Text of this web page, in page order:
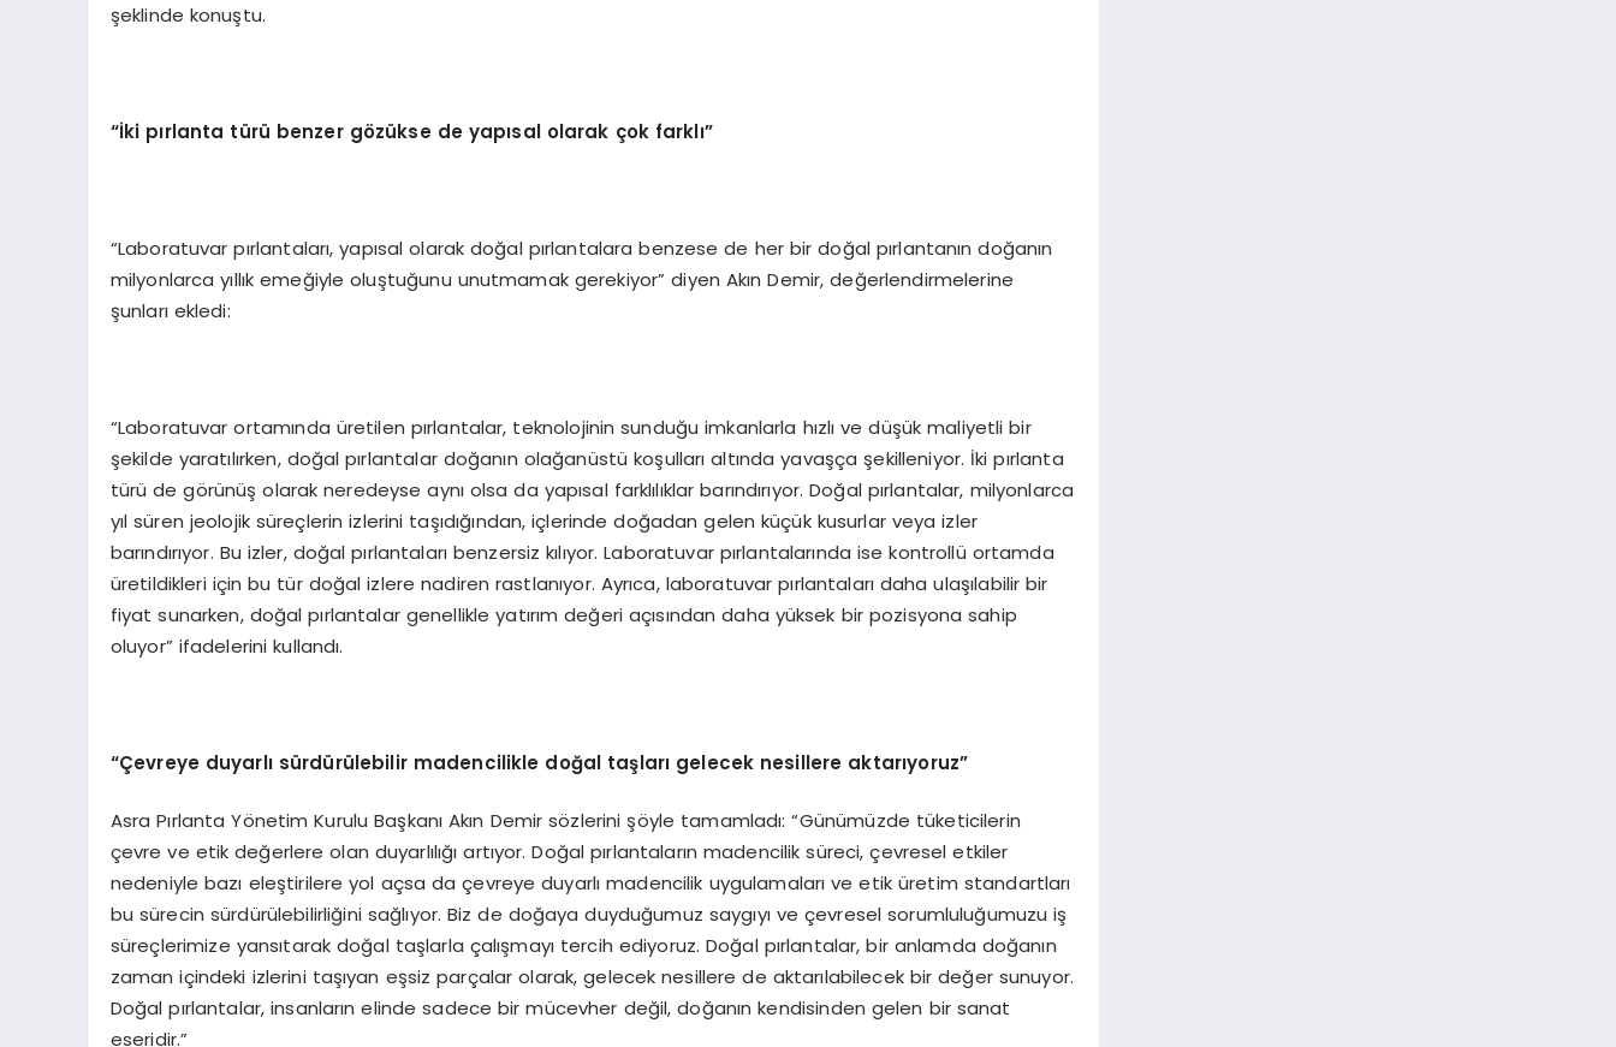
şeklinde konuştu.
“İki pırlanta türü benzer gözükse de yapısal olarak çok farklı”
“Laboratuvar pırlantaları, yapısal olarak doğal pırlantalara benzese de her bir doğal pırlantanın doğanın
milyonlarca yıllık emeğiyle oluştuğunu unutmamak gerekiyor” diyen Akın Demir, değerlendirmelerine
şunları ekledi:
“Laboratuvar ortamında üretilen pırlantalar, teknolojinin sunduğu imkanlarla hızlı ve düşük maliyetli bir
şekilde yaratılırken, doğal pırlantalar doğanın olağanüstü koşulları altında yavaşça şekilleniyor. İki pırlanta
türü de görünüş olarak neredeyse aynı olsa da yapısal farklılıklar barındırıyor. Doğal pırlantalar, milyonlarca
yıl süren jeolojik süreçlerin izlerini taşıdığından, içlerinde doğadan gelen küçük kusurlar veya izler
barındırıyor. Bu izler, doğal pırlantaları benzersiz kılıyor. Laboratuvar pırlantalarında ise kontrollü ortamda
üretildikleri için bu tür doğal izlere nadiren rastlanıyor. Ayrıca, laboratuvar pırlantaları daha ulaşılabilir bir
fiyat sunarken, doğal pırlantalar genellikle yatırım değeri açısından daha yüksek bir pozisyona sahip
oluyor” ifadelerini kullandı.
“Çevreye duyarlı sürdürülebilir madencilikle doğal taşları gelecek nesillere aktarıyoruz”
Asra Pırlanta Yönetim Kurulu Başkanı Akın Demir sözlerini şöyle tamamladı: “Günümüzde tüketicilerin
çevre ve etik değerlere olan duyarlılığı artıyor. Doğal pırlantaların madencilik süreci, çevresel etkiler
nedeniyle bazı eleştirilere yol açsa da çevreye duyarlı madencilik uygulamaları ve etik üretim standartları
bu sürecin sürdürülebilirliğini sağlıyor. Biz de doğaya duyduğumuz saygıyı ve çevresel sorumluluğumuzu iş
süreçlerimize yansıtarak doğal taşlarla çalışmayı tercih ediyoruz. Doğal pırlantalar, bir anlamda doğanın
zaman içindeki izlerini taşıyan eşsiz parçalar olarak, gelecek nesillere de aktarılabilecek bir değer sunuyor.
Doğal pırlantalar, insanların elinde sadece bir mücevher değil, doğanın kendisinden gelen bir sanat
eseridir.”